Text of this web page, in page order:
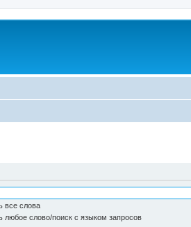
все слова
любое слово/поиск с языком запросов